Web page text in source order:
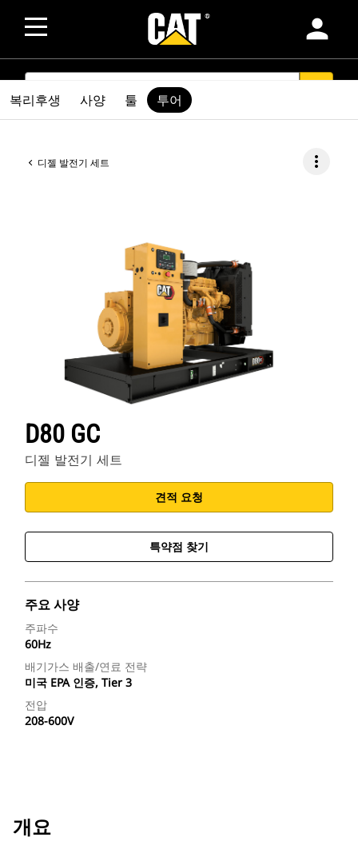
person
SEARCH
디젤 발전기 세트 more_vert
D80 GC
디젤 발전기 세트
견적 요청
특약점 찾기
주요 사양
주파수
60Hz
배기가스 배출/연료 전략
미국 EPA 인증, Tier 3
전압
208-600V
복리후생 사양 툴 투어
개요